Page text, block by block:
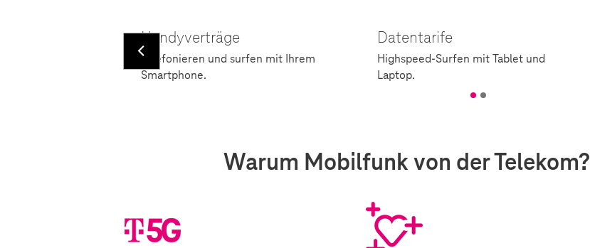
Handyverträge
Telefonieren und surfen mit Ihrem
Smartphone.
Datentarife
Highspeed-Surfen mit Tablet und
Laptop.
Warum Mobilfunk von der Telekom?